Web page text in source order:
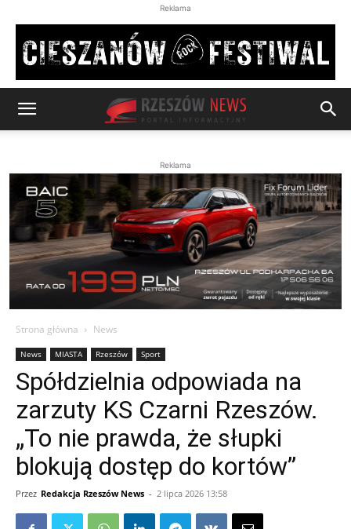
Reklama
Reklama
Strona główna News
News MIASTA Rzeszów Sport
Spółdzielnia odpowiada na
zarzuty KS Czarni Rzeszów.
„To nie prawda, że słupki
blokują dostęp do kortów”
Przez Redakcja Rzeszów News - 2 lipca 2026 13:58